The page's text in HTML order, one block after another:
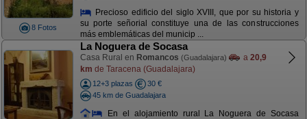
8 Fotos
Precioso edificio del siglo XVIII, que por su historia y
su porte señorial constituye una de las construcciones
más emblemáticas del municip ...
La Noguera de Socasa
Casa Rural en Romancos (Guadalajara) a 20,9
km de Taracena (Guadalajara)
12+3 plazas
30 €
45 km de Guadalajara
En el alojamiento rural La Noguera de Socasa